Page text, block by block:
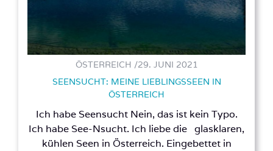
ÖSTERREICH /29. JUNI 2021
SEENSUCHT: MEINE LIEBLINGSSEEN IN
ÖSTERREICH
Ich habe Seensucht Nein, das ist kein Typo.
Ich habe See-Nsucht. Ich liebe die glasklaren,
kühlen Seen in Österreich. Eingebettet in